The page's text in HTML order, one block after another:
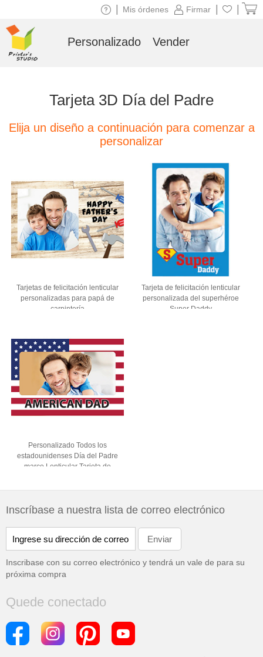
Tarjeta 3D Día del Padre
Elija un diseño a continuación para comenzar a
personalizar
Tarjetas de felicitación lenticular
personalizadas para papá de
carpintería
Tarjeta de felicitación lenticular
personalizada del superhéroe
Super Daddy
Personalizado Todos los
estadounidenses Día del Padre
marco Lenticular Tarjeta de
Inscríbase a nuestra lista de correo electrónico
Inscribase con su correo electrónico y tendrá un vale de para su
próxima compra
Quede conectado
Firmar
Mis órdenes
Personalizado Vender